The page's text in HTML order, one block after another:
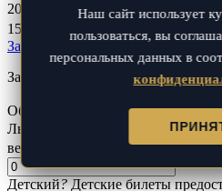
2000
1500
Записаться
Заказать билеты
Обычный билет 1500₽
Льготный
Льготные билеты
ветеранам, инвалидам и
Детский? Детские билеты
Наш сайт использует
пользоваться, вы
персональных данных в